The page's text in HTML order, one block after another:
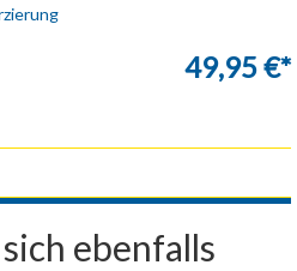
49,95 €*
ebenfalls